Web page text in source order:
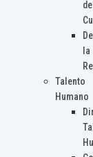
de
la
Talento
Humano